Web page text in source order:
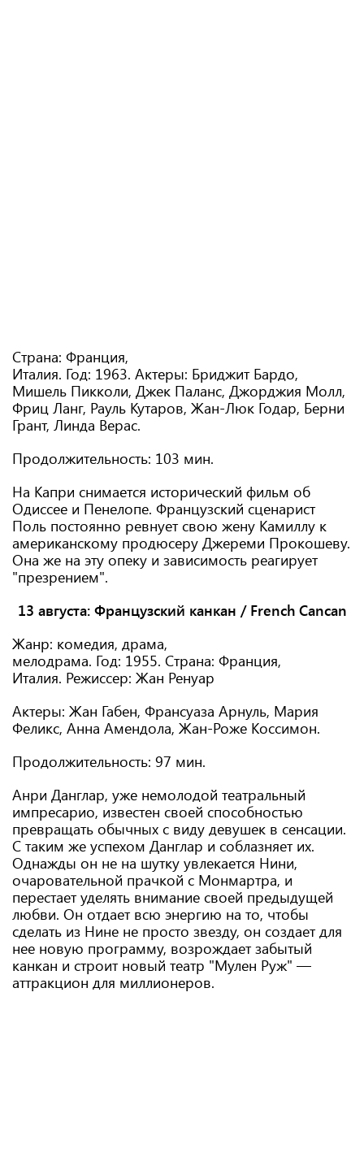
Страна: Франция,
Италия. Год: 1963. Актеры: Бриджит Бардо,
Мишель Пикколи, Джек Паланс, Джорджия Молл,
Фриц Ланг, Рауль Кутаров, Жан-Люк Годар, Берни
Грант, Линда Верас.
Продолжительность: 103 мин.
На Капри снимается исторический фильм об
Одиссее и Пенелопе. Французский сценарист
Поль постоянно ревнует свою жену Камиллу к
американскому продюсеру Джереми Прокошеву.
Она же на эту опеку и зависимость реагирует
"презрением".
13 августа: Французский канкан / French Cancan
Жанр: комедия, драма,
мелодрама. Год: 1955. Страна: Франция,
Италия. Режиссер: Жан Ренуар
Актеры: Жан Габен, Франсуаза Арнуль, Мария
Феликс, Анна Амендола, Жан-Роже Коссимон.
Продолжительность: 97 мин.
Анри Данглар, уже немолодой театральный
импресарио, известен своей способностью
превращать обычных с виду девушек в сенсации.
С таким же успехом Данглар и соблазняет их.
Однажды он не на шутку увлекается Нини,
очаровательной прачкой с Монмартра, и
перестает уделять внимание своей предыдущей
любви. Он отдает всю энергию на то, чтобы
сделать из Нине не просто звезду, он создает для
нее новую программу, возрождает забытый
канкан и строит новый театр "Мулен Руж" —
аттракцион для миллионеров.